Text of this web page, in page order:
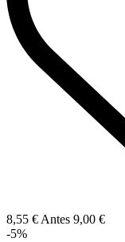
8,55 €Antes 9,00 €
-5%